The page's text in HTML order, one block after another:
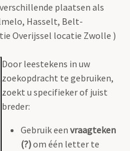
plaatsen als
Hasselt, Belt-
Overijssel locatie Zwolle )
Door leestekens in uw
zoekopdracht te gebruiken,
zoekt u specifieker of juist
breder:
Gebruik een vraagteken
(?)om één letter te